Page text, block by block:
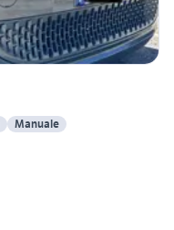
Manuale